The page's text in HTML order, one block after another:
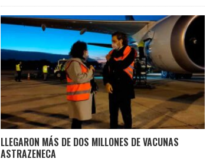
LLEGARON MÁS DE DOS MILLONES DE VACUNAS
ASTRAZENECA